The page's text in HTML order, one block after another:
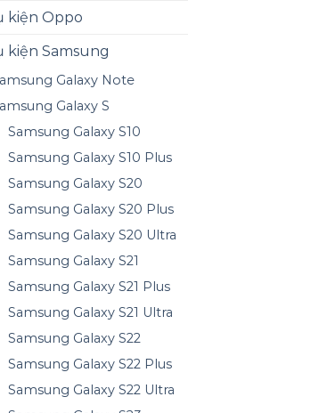
kiện Oppo
kiện Samsung
Galaxy Note
Galaxy S
Samsung Galaxy S10
Samsung Galaxy S10 Plus
Samsung Galaxy S20
Samsung Galaxy S20 Plus
Samsung Galaxy S20 Ultra
Samsung Galaxy S21
Samsung Galaxy S21 Plus
Samsung Galaxy S21 Ultra
Samsung Galaxy S22
Samsung Galaxy S22 Plus
Samsung Galaxy S22 Ultra